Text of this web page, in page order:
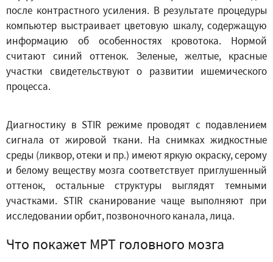
после контрастного усиления. В результате процедуры
компьютер выстраивает цветовую шкалу, содержащую
информацию об особенностях кровотока. Нормой
считают синий оттенок. Зеленые, желтые, красные
участки свидетельствуют о развитии ишемического
процесса.
Диагностику в STIR режиме проводят с подавлением
сигнала от жировой ткани. На снимках жидкостные
среды (ликвор, отеки и пр.) имеют яркую окраску, серому
и белому веществу мозга соответствует приглушенный
оттенок, остальные структуры выглядят темными
участками. STIR сканирование чаще выполняют при
исследовании орбит, позвоночного канала, лица.
Что покажет МРТ головного мозга